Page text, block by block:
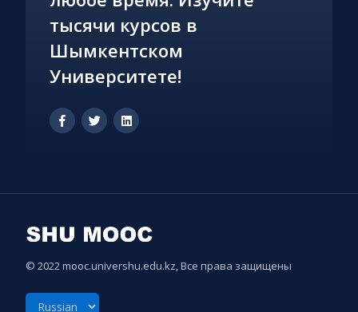
тысячи курсов в
Шымкентском
Университете!
© 2022 mooc.univershu.edu.kz, Все права защищены